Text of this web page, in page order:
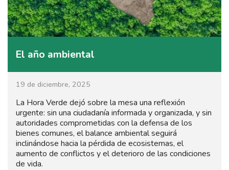
El año ambiental
19 de diciembre, 2025
La Hora Verde dejó sobre la mesa una reflexión
urgente: sin una ciudadanía informada y organizada, y sin
autoridades comprometidas con la defensa de los
bienes comunes, el balance ambiental seguirá
inclinándose hacia la pérdida de ecosistemas, el
aumento de conflictos y el deterioro de las condiciones
de vida.